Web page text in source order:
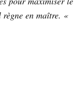
règne en maître. «